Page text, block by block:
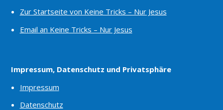
Zur Startseite von Keine Tricks – Nur Jesus
Email an Keine Tricks – Nur Jesus
Impressum, Datenschutz und Privatsphäre
Impressum
Datenschutz